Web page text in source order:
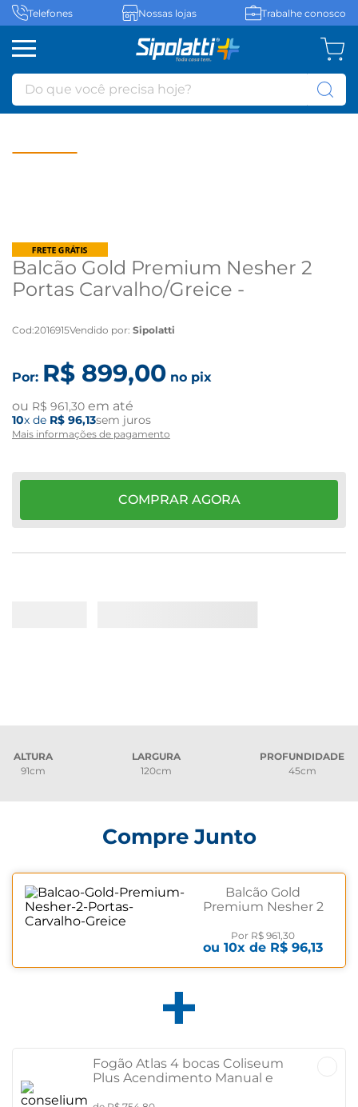
Telefones Nossas lojas Trabalhe conosco
Do que você precisa hoje?
Balcão Gold Premium Nesher 2
Portas Carvalho/Greice -
Cod:2016915Vendido por: Sipolatti
Por: R$ 899,00 no pix
ou R$ 961,30 em até
10x de R$ 96,13sem juros
Mais informações de pagamento
COMPRAR AGORA
ALTURA
91cm
LARGURA
120cm
PROFUNDIDADE
45cm
Compre Junto
Balcão Gold
Premium Nesher 2
Carvalho/Greice
Carvalho/Greice
Por R$ 961,30
ou10x de R$ 96,13
Fogão Atlas 4 bocas Coliseum
Plus Acendimento Manual e